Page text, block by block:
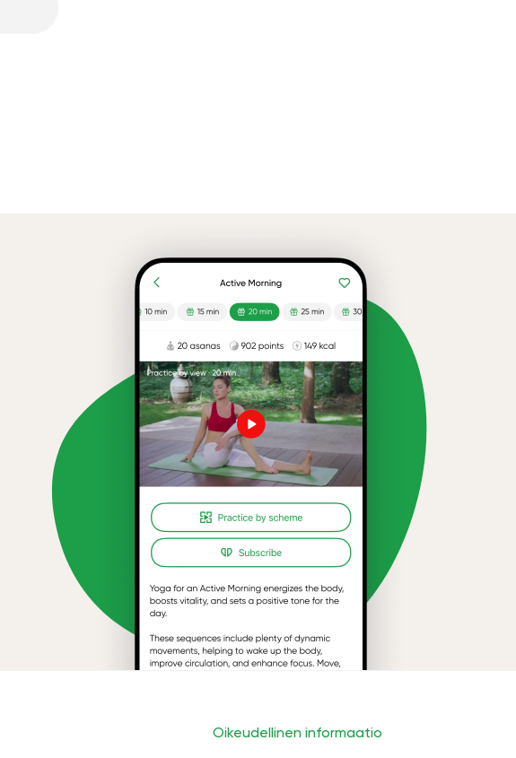
Oikeudellinen informaatio